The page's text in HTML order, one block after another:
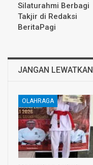
Silaturahmi Berbagi
Takjir di Redaksi
BeritaPagi
JANGAN LEWATKAN
OLAHRAGA